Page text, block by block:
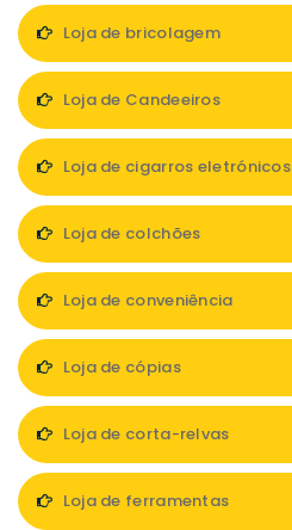
Loja de bricolagem
Loja de Candeeiros
Loja de cigarros eletrónicos
Loja de colchões
Loja de conveniência
Loja de cópias
Loja de corta-relvas
Loja de ferramentas